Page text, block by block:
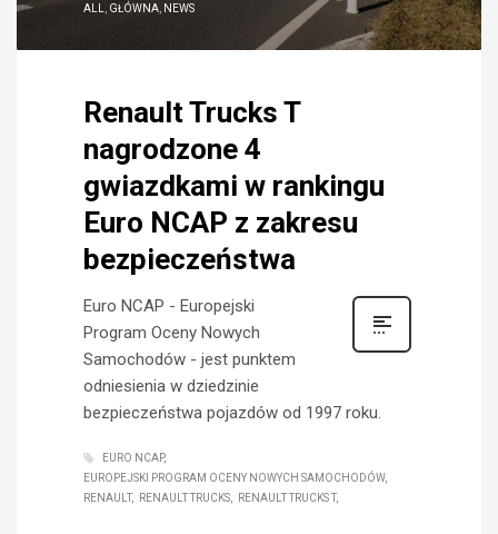
ALL
GŁÓWNA NEWS
Renault Trucks T
nagrodzone 4
gwiazdkami w rankingu
Euro NCAP z zakresu
bezpieczeństwa
Euro NCAP - Europejski
Program Oceny Nowych
Samochodów - jest punktem
odniesienia w dziedzinie
bezpieczeństwa pojazdów od 1997 roku.
EURO NCAP
EUROPEJSKI PROGRAM OCENY NOWYCH SAMOCHODÓW
RENAULT
RENAULT TRUCKS RENAULT TRUCKS T